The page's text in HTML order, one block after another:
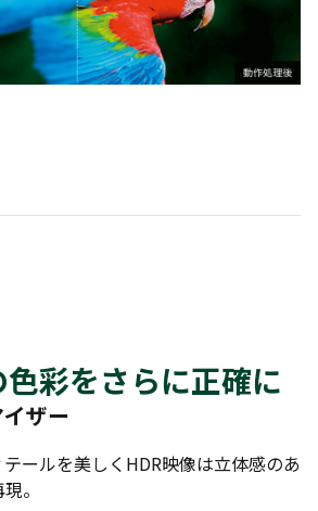
彩をさらに正確に
ザー
ールを美しくHDR映像は立体感のあ
。